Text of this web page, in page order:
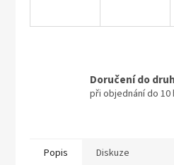
Doručení do
při objednání do 10
Popis Diskuze